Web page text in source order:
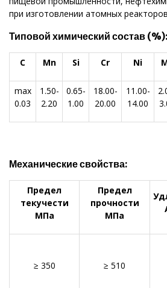
при изготовлении атомных
Типовой химический состав (%):
C Mn Si Cr Ni
max
0.03
1.50-
2.20
0.65-
1.00
18.00-
20.00
11.00-
14.00
Механические свойства:
Предел
текучести
МПа
Предел
прочности
МПа
≥ 350 ≥ 510